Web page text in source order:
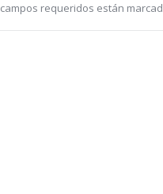
requeridos están